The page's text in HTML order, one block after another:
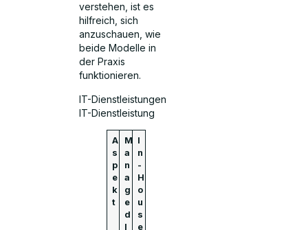
verstehen, ist es
hilfreich, sich
anzuschauen, wie
beide Modelle in
der Praxis
funktionieren.
IT-Dienstleistungen
IT-Dienstleistung
A
s
p
e
k
t
M
a
n
a
g
e
d
I
I
n
-
H
o
u
s
e